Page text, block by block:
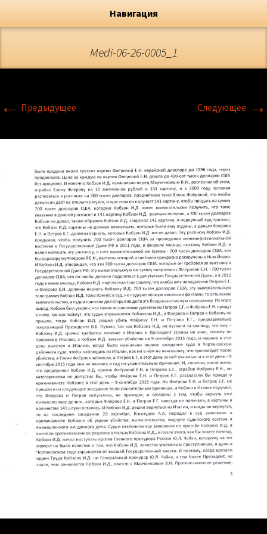
Флёрова Елена Николаевна
Художник, Официальный сайт
Навигация
Medi-06-26-0005_1
← Предыдущее Следующее →